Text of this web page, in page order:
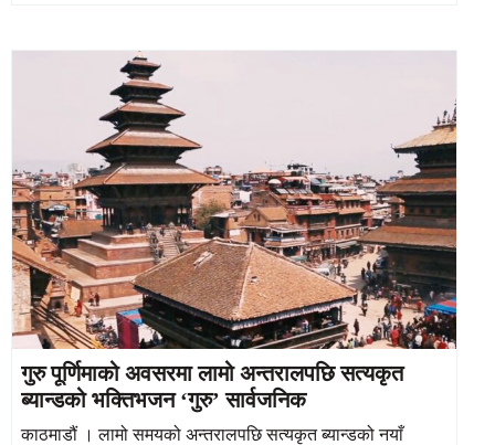
गुरु पूर्णिमाको अवसरमा लामो अन्तरालपछि सत्यकृत
ब्यान्डको भक्तिभजन ‘गुरु’ सार्वजनिक
काठमाडौं । लामो समयको अन्तरालपछि सत्यकृत ब्यान्डको नयाँ